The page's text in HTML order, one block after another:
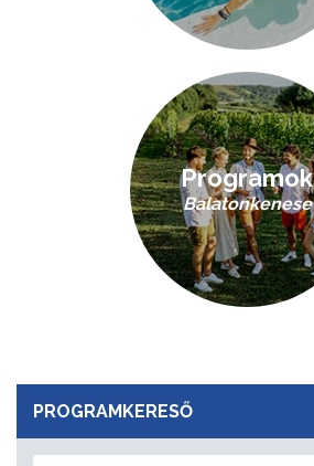
PROGRAMKERESŐ
Programok
Balatonkenese